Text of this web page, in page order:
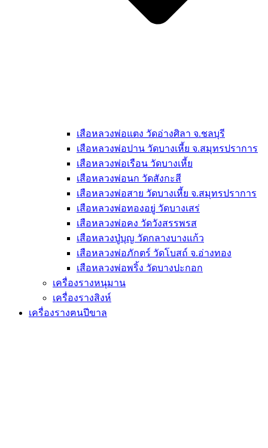
เสือหลวงพ่อแตง วัดอ่างศิลา จ.ชลบุรี
เสือหลวงพ่อปาน วัดบางเหี้ย จ.สมุทรปราการ
เสือหลวงพ่อเรือน วัดบางเหี้ย
เสือหลวงพ่อนก วัดสังกะสี
เสือหลวงพ่อสาย วัดบางเหี้ย จ.สมุทรปราการ
เสือหลวงพ่อทองอยู่ วัดบางเสร่
เสือหลวงพ่อคง วัดวังสรรพรส
เสือหลวงปู่บุญ วัดกลางบางแก้ว
เสือหลวงพ่อภักตร์ วัดโบสถ์ จ.อ่างทอง
เสือหลวงพ่อพริ้ง วัดบางปะกอก
เครื่องรางหนุมาน
เครื่องรางสิงห์
เครื่องรางฅนปีขาล